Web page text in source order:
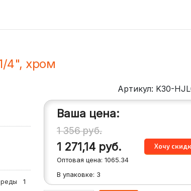
4", хром
1
Артикул: K30-
Ваша цена:
1 356руб.
1 271,14 руб.
Оптовая цена:1065.34
В упаковке: 3